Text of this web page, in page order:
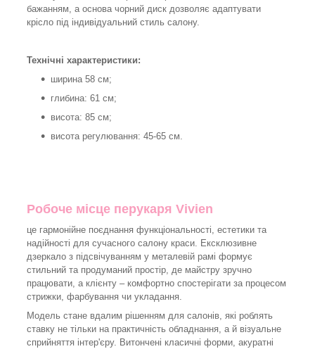
бажанням, а основа чорний диск дозволяє адаптувати
крісло під індивідуальний стиль салону.
Технічні характеристики:
ширина 58 см;
глибина: 61 см;
висота: 85 см;
висота регулювання: 45-65 см.
Робоче місце перукаря Vivien
це гармонійне поєднання функціональності, естетики та
надійності для сучасного салону краси. Ексклюзивне
дзеркало з підсвічуванням у металевій рамі формує
стильний та продуманий простір, де майстру зручно
працювати, а клієнту – комфортно спостерігати за процесом
стрижки, фарбування чи укладання.
Модель стане вдалим рішенням для салонів, які роблять
ставку не тільки на практичність обладнання, а й візуальне
сприйняття інтер'єру. Витончені класичні форми, акуратні